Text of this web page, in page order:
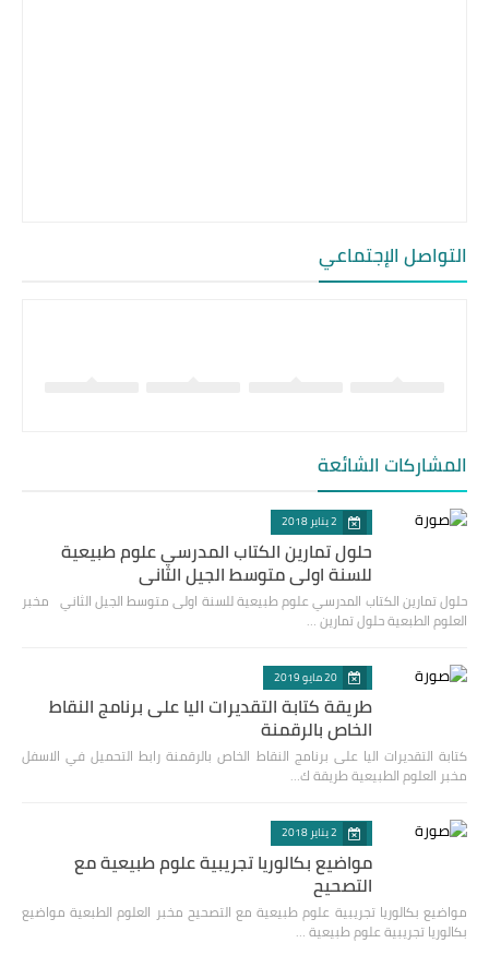
التواصل الإجتماعي
المشاركات الشائعة
2 يناير 2018
حلول تمارين الكتاب المدرسي علوم طبيعية
للسنة اولى متوسط الجيل الثاني
حلول تمارين الكتاب المدرسي علوم طبيعية للسنة اولى متوسط الجيل الثاني مخبر
العلوم الطبعية حلول تمارين …
20 مايو 2019
طريقة كتابة التقديرات اليا على برنامج النقاط
الخاص بالرقمنة
كتابة التقديرات اليا على برنامج النقاط الخاص بالرقمنة رابط التحميل في الاسفل
مخبر العلوم الطبيعية طريقة ك…
2 يناير 2018
مواضيع بكالوريا تجريبية علوم طبيعية مع
التصحيح
مواضيع بكالوريا تجريبية علوم طبيعية مع التصحيح مخبر العلوم الطبعية مواضيع
بكالوريا تجريبية علوم طبيعية …